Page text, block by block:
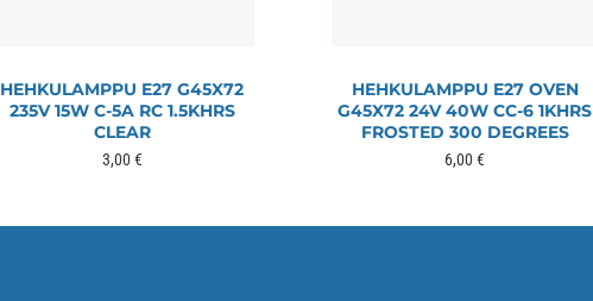
HEHKULAMPPU E27 G45X72
235V 15W C-5A RC 1.5KHRS
CLEAR
3,00€
HEHKULAMPPU E27 OVEN
G45X72 24V 40W CC-6 1KHRS
FROSTED 300 DEGREES
6,00€